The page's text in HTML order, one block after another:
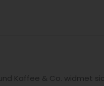
Kaffee & Co. widmet